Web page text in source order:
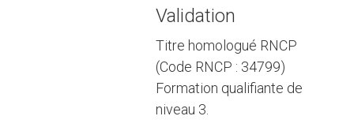
Validation
Titre homologué RNCP
(Code R NCP : 34799)
Formation qualifiante de
niveau 3.